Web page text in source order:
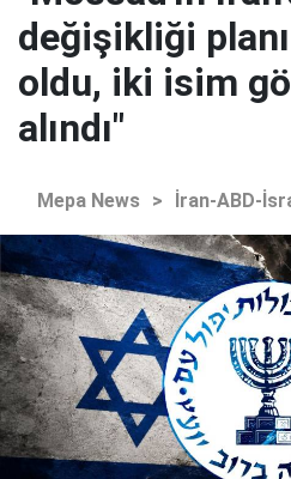
değişikliği planı
oldu, iki isim
alındı"
Mepa News > İran-ABD-